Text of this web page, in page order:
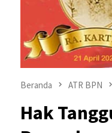
Beranda ATR BPN
Hak